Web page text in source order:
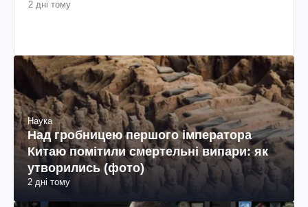
2 дні тому
Наука
Над гробницею першого імператора
Китаю помітили смертельні випари: як
утворились (фото)
2 дні тому